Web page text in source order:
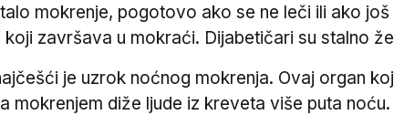
mokrenje, pogotovo ako se ne leči ili ako
završava u mokraći. Dijabetičari su stalno
je uzrok noćnog mokrenja. Ovaj organ
mokrenjem diže ljude iz kreveta više puta noću.